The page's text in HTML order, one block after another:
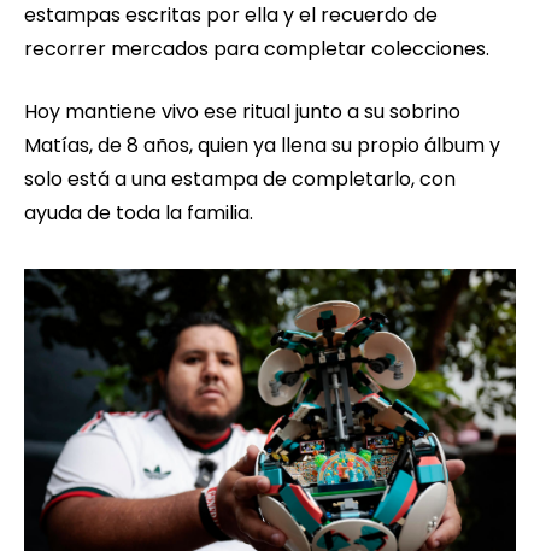
estampas escritas por ella y el recuerdo de
recorrer mercados para completar colecciones.
Hoy mantiene vivo ese ritual junto a su sobrino
Matías, de 8 años, quien ya llena su propio álbum y
solo está a una estampa de completarlo, con
ayuda de toda la familia.